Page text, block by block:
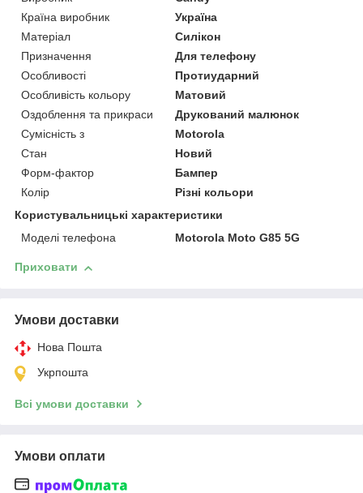
Країна виробник
Україна
Матеріал
Силікон
Призначення
Для телефону
Особливості
Протиударний
Особливість кольору
Матовий
Оздоблення та прикраси
Друкований малюнок
Сумісність з
Motorola
Стан
Новий
Форм-фактор
Бампер
Колір
Різні кольори
Користувальницькі характеристики
Моделі телефона
Motorola Moto G85 5G
Приховати
Умови доставки
Нова Пошта
Укрпошта
Всі умови доставки
Умови оплати